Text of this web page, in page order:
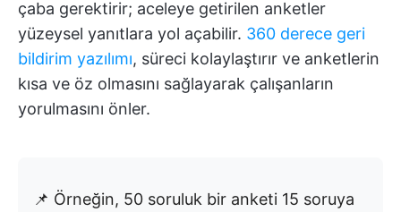
çaba gerektirir; aceleye getirilen anketler
yüzeysel yanıtlara yol açabilir. 360 derece geri
bildirim yazılımı, süreci kolaylaştırır ve anketlerin
kısa ve öz olmasını sağlayarak çalışanların
yorulmasını önler.
📌 Örneğin, 50 soruluk bir anketi 15 soruya